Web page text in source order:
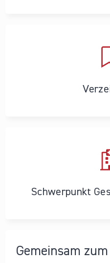
Schwerpunkt
Gemeinsam